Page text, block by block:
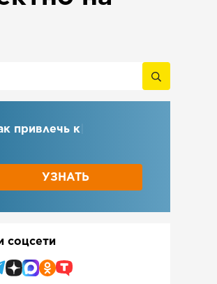
привлечь клиентов
УЗНАТЬ
соцсети